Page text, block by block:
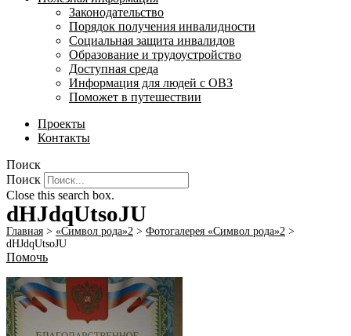
Законодательство
Порядок получения инвалидности
Социальная защита инвалидов
Образование и трудоустройство
Доступная среда
Информация для людей с ОВЗ
Поможет в путешествии
Проекты
Контакты
Поиск
Поиск
Close this search box.
dHJdqUtsoJU
Главная > «Символ рода»2 > Фотогалерея «Символ рода»2 >
dHJdqUtsoJU
Помочь